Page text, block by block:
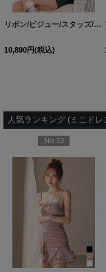
リボン/ビジュー/スタッズ/ギャザー/胸元隠し/ショートスリーブ/タイト/ミニドレス/キャバドレス【XS-Lサイズ/1カラー】[OF01] 【SB】dzwvIA
10,890円(税込)
人気ランキング (ミニドレ
No.13